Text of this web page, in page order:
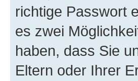
richtige Passwort
es zwei
haben, dass Sie
Eltern oder Ihrer